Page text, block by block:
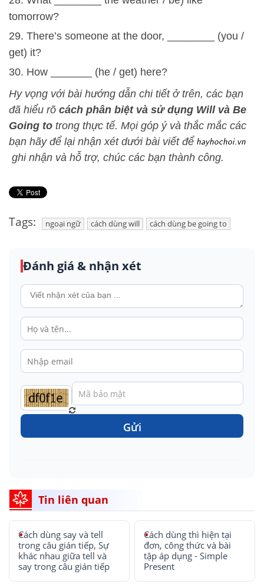
tomorrow?
29. There’s someone at the door, ________ (you /
get) it?
30. How _______ (he / get) here?
Hy vọng với bài hướng dẫn chi tiết ở trên, các bạn
đã hiểu rõ cách phân biệt và sử dụng Will và Be
Going to trong thực tế. Mọi góp ý và thắc mắc các
bạn hãy để lại nhận xét dưới bài viết để
ghi nhận và hỗ trợ, chúc các bạn thành công.
Tags: ngoại ngữ cách dùng will cách dùng be going to
Đánh giá & nhận xét
Gửi
Tin liên quan
Cách dùng say và tell
trong câu gián tiếp, Sự
khác nhau giữa tell và
say trong câu gián tiếp
Cách dùng thì hiện tại
đơn, công thức và bài
tập áp dụng - Simple
Present